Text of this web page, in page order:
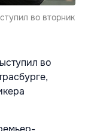
во вторник
во